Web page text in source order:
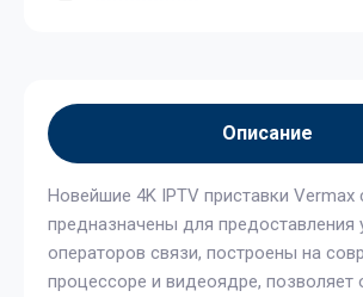
Описание
Новейшие 4K IPTV приставки Vermax
предназначены для предоставления
операторов связи, построены на
процессоре и видеоядре, позволяет